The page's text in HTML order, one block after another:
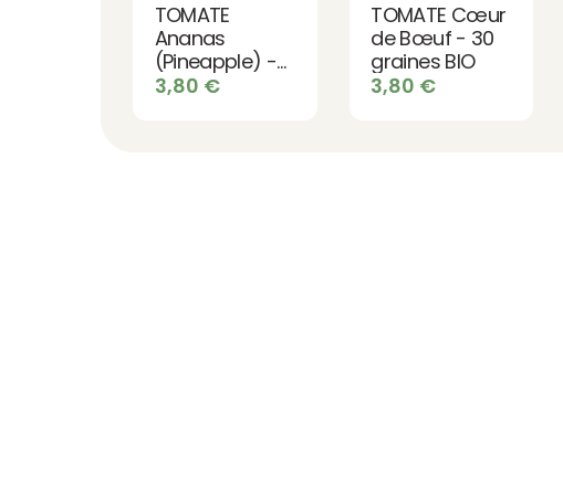
TOMATE
Ananas
(Pineapple) -
30 graines bio
3,80 €
TOMATE Cœur
de Bœuf - 30
graines BIO
3,80 €